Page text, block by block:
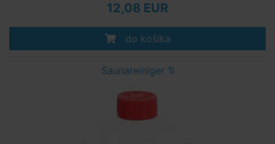
12,08 EUR
do košíka
Saunareiniger 1l